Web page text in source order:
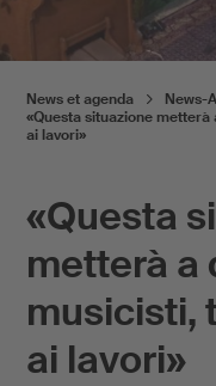
«Questa
metterà a
musicisti,
ai lavori»
News et agenda
News-
«Questa situazione
ai lavori»